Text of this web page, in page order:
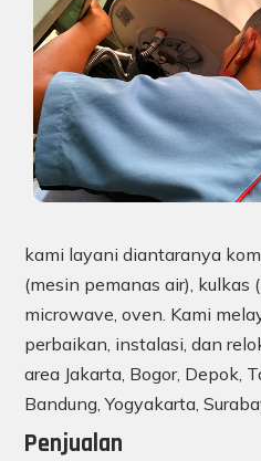
kami layani diantaranya
(mesin pemanas air), kulkas
microwave, oven. Kami
perbaikan, instalasi, dan
area Jakarta, Bogor, Depok,
Bandung, Yogyakarta,
Penjualan